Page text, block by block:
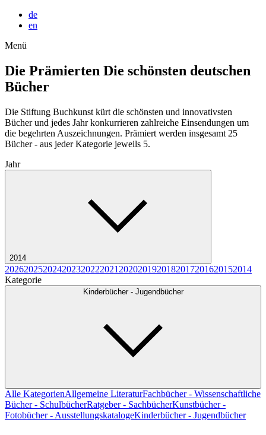
de
en
Menü
Die Prämierten Die schönsten deutschen
Bücher
Die Stiftung Buchkunst kürt die schönsten und innovativsten
Bücher und jedes Jahr konkurrieren zahlreiche Einsendungen um
die begehrten Auszeichnungen. Prämiert werden insgesamt 25
Bücher - aus jeder Kategorie jeweils 5.
Jahr
2014
202620252024202320222021 2020201920182017201620152014
Kategorie
Kinderbücher - Jugendbücher
Alle KategorienAllgemeine LiteraturFachbücher - Wissenschaftliche
Bücher - SchulbücherRatgeber - SachbücherKunstbücher -
Fotobücher - AusstellungskatalogeKinderbücher - Jugendbücher